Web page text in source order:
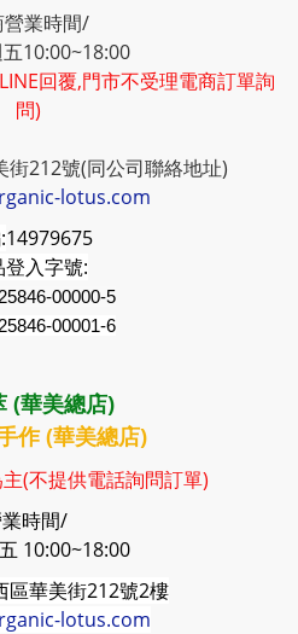
營業時間/
10:00~18:00
回覆,門市不受理電商訂單詢
問)
212號(同公司聯絡地址)
lotus.com
14979675
登入字號:
00000-5
00001-6
(華美總店)
作 (華美總店)
(不提供電話詢問訂單)
時間/
10:00~18:00
區華美街212號2樓
lotus.com